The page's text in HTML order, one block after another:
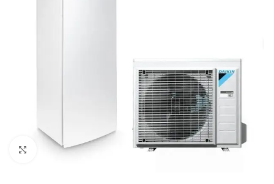
Paspauskite čia, kad padidinti